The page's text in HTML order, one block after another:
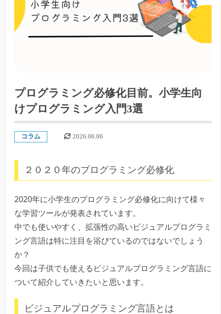
プログラミング必修化目前。小学生向
けプログラミング入門3選
コラム 2026.06.06
２０２０年のプログラミング必修化
2020年に小学生のプログラミング必修化に向けて様々
な学習ツールが発表されています。
中でも使いやすく、拡張性の高いビジュアルプログラミ
ング言語は特に注目を浴びているのではないでしょう
か？
今回は子供でも使えるビジュアルプログラミング言語に
ついて紹介していきたいと思います。
ビジュアルプログラミング言語とは